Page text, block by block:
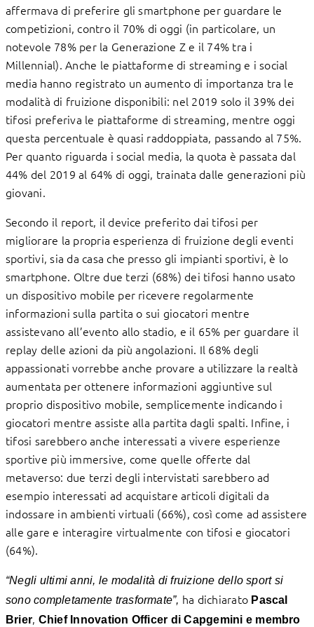
affermava di preferire gli smartphone per guardare le
competizioni, contro il 70% di oggi (in particolare, un
notevole 78% per la Generazione Z e il 74% tra i
Millennial). Anche le piattaforme di streaming e i social
media hanno registrato un aumento di importanza tra le
modalità di fruizione disponibili: nel 2019 solo il 39% dei
tifosi preferiva le piattaforme di streaming, mentre oggi
questa percentuale è quasi raddoppiata, passando al 75%.
Per quanto riguarda i social media, la quota è passata dal
44% del 2019 al 64% di oggi, trainata dalle generazioni più
giovani.
Secondo il report, il device preferito dai tifosi per
migliorare la propria esperienza di fruizione degli eventi
sportivi, sia da casa che presso gli impianti sportivi, è lo
smartphone. Oltre due terzi (68%) dei tifosi hanno usato
un dispositivo mobile per ricevere regolarmente
informazioni sulla partita o sui giocatori mentre
assistevano all’evento allo stadio, e il 65% per guardare il
replay delle azioni da più angolazioni. Il 68% degli
appassionati vorrebbe anche provare a utilizzare la realtà
aumentata per ottenere informazioni aggiuntive sul
proprio dispositivo mobile, semplicemente indicando i
giocatori mentre assiste alla partita dagli spalti. Infine, i
tifosi sarebbero anche interessati a vivere esperienze
sportive più immersive, come quelle offerte dal
metaverso: due terzi degli intervistati sarebbero ad
esempio interessati ad acquistare articoli digitali da
indossare in ambienti virtuali (66%), così come ad assistere
alle gare e interagire virtualmente con tifosi e giocatori
(64%).
“Negli ultimi anni, le modalità di fruizione dello sport si
sono completamente trasformate”, ha dichiarato Pascal
Brier, Chief Innovation Officer di Capgemini e membro